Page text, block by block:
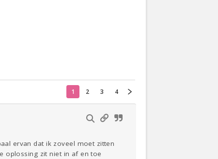
Thuis Klussen
1 2 3 4
ervan dat ik zoveel moet zitten
oplossing zit niet in af en toe